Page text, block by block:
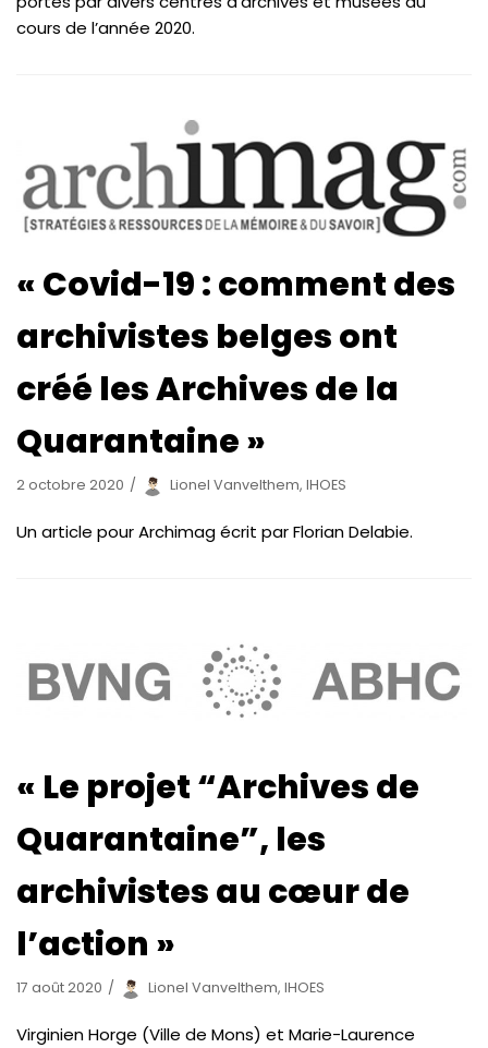
cours de l’année 2020.
« Covid-19 : comment des
archivistes belges ont
créé les Archives de la
Quarantaine »
2 octobre 2020 Lionel Vanvelthem, IHOES
Un article pour Archimag écrit par Florian Delabie.
« Le projet “Archives de
Quarantaine”, les
archivistes au cœur de
l’action »
17 août 2020 Lionel Vanvelthem, IHOES
Virginien Horge (Ville de Mons) et Marie-Laurence